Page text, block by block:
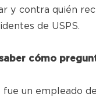
y contra quién
de USPS.
cómo
un empleado